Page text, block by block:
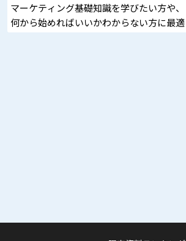
マーケティング基礎知識を学びたい方や、
何から始めればいいかわからない方に最適